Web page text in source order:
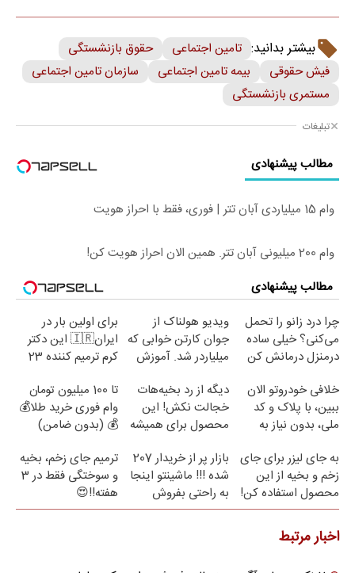
بیشتر بدانید: تامین اجتماعی
حقوق بازنشستگی
فیش حقوقی
بیمه تامین اجتماعی
سازمان تامین اجتماعی
مستمری بازنشستگی
تبلیغات
مطالب پیشنهادی
وام 15 میلیاردی آبان تتر | فوری، فقط با احراز هویت
وام 200 میلیونی آبان تتر. همین الان احراز هویت کن!
مطالب پیشنهادی
چرا درد زانو را تحمل
می‌کنی؟ خیلی ساده
درمنزل درمانش کن
ویدیو هولناک از
جوان کارتن خوابی که
میلیاردر شد. آموزش
برای اولین بار در
ایران🇮🇷 این دکتر
کرم ترمیم کننده 23
خلافی خودروتو الان
ببین، با پلاک و کد
ملی، بدون نیاز به
دیگه از رد بخیه‌هات
خجالت نکش! این
محصول برای همیشه
تا 100 میلیون تومان
وام فوری خرید طلا💰
💰 (بدون ضامن)
به جای لیزر برای جای
زخم و بخیه از این
محصول استفاده کن!
بازار پر از خریدار 207
شده !!! ماشینتو اینجا
به راحتی بفروش
ترمیم جای زخم، بخیه
و سوختگی فقط در 3
هفته!!😍
اخبار مرتبط